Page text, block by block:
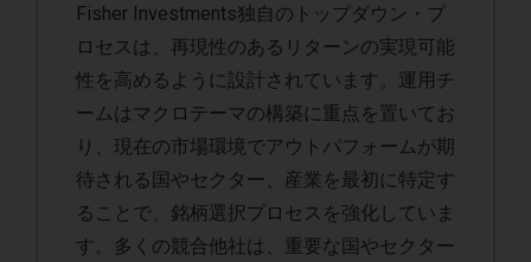
Fisher Investments独自のトップダウン・プ
ロセスは、再現性のあるリターンの実現可能
性を高めるように設計されています。運用チ
ームはマクロテーマの構築に重点を置いてお
り、現在の市場環境でアウトパフォームが期
待される国やセクター、産業を最初に特定す
ることで、銘柄選択プロセスを強化していま
す。多くの競合他社は、重要な国やセクター